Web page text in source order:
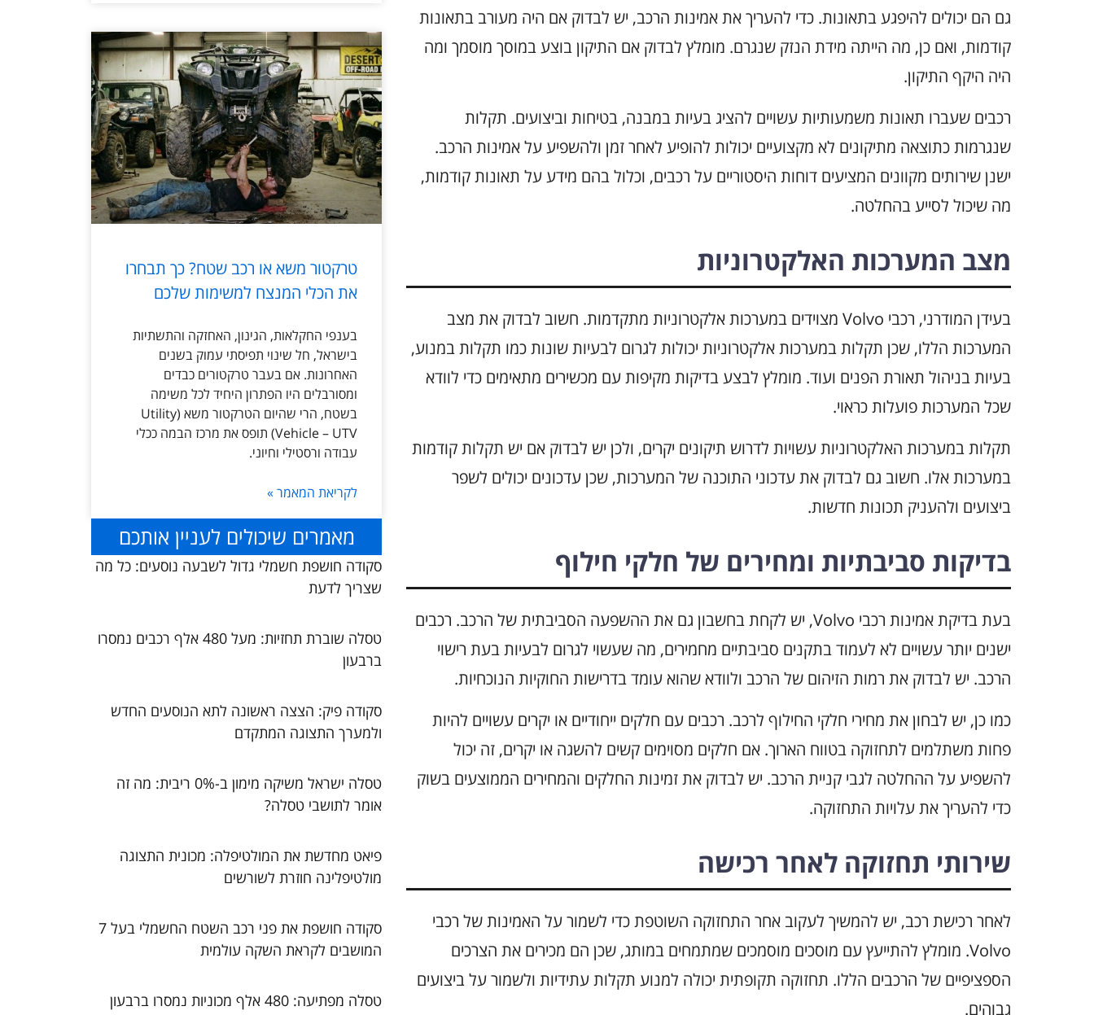
גם הם יכולים להיפגע בתאונות. כדי להעריך את אמינות הרכב, יש לבדוק אם היה מעורב בתאונות
קודמות, ואם כן, מה הייתה מידת הנזק שנגרם. מומלץ לבדוק אם התיקון בוצע במוסך מוסמך ומה
היה היקף התיקון.
רכבים שעברו תאונות משמעותיות עשויים להציג בעיות במבנה, בטיחות וביצועים. תקלות
שנגרמות כתוצאה מתיקונים לא מקצועיים יכולות להופיע לאחר זמן ולהשפיע על אמינות הרכב.
ישנן שירותים מקוונים המציעים דוחות היסטוריים על רכבים, וכלול בהם מידע על תאונות קודמות,
מה שיכול לסייע בהחלטה.
מצב המערכות האלקטרוניות
בעידן המודרני, רכבי Volvo מצוידים במערכות אלקטרוניות מתקדמות. חשוב לבדוק את מצב
המערכות הללו, שכן תקלות במערכות אלקטרוניות יכולות לגרום לבעיות שונות כמו תקלות במנוע,
בעיות בניהול תאורת הפנים ועוד. מומלץ לבצע בדיקות מקיפות עם מכשירים מתאימים כדי לוודא
שכל המערכות פועלות כראוי.
תקלות במערכות האלקטרוניות עשויות לדרוש תיקונים יקרים, ולכן יש לבדוק אם יש תקלות קודמות
במערכות אלו. חשוב גם לבדוק את עדכוני התוכנה של המערכות, שכן עדכונים יכולים לשפר
ביצועים ולהעניק תכונות חדשות.
בדיקות סביבתיות ומחירים של חלקי חילוף
בעת בדיקת אמינות רכבי Volvo, יש לקחת בחשבון גם את ההשפעה הסביבתית של הרכב. רכבים
ישנים יותר עשויים לא לעמוד בתקנים סביבתיים מחמירים, מה שעשוי לגרום לבעיות בעת רישוי
הרכב. יש לבדוק את רמות הזיהום של הרכב ולוודא שהוא עומד בדרישות החוקיות הנוכחיות.
כמו כן, יש לבחון את מחירי חלקי החילוף לרכב. רכבים עם חלקים ייחודיים או יקרים עשויים להיות
פחות משתלמים לתחזוקה בטווח הארוך. אם חלקים מסוימים קשים להשגה או יקרים, זה יכול
להשפיע על ההחלטה לגבי קניית הרכב. יש לבדוק את זמינות החלקים והמחירים הממוצעים בשוק
כדי להעריך את עלויות התחזוקה.
שירותי תחזוקה לאחר רכישה
לאחר רכישת רכב, יש להמשיך לעקוב אחר התחזוקה השוטפת כדי לשמור על האמינות של רכבי
Volvo. מומלץ להתייעץ עם מוסכים מוסמכים שמתמחים במותג, שכן הם מכירים את הצרכים
הספציפיים של הרכבים הללו. תחזוקה תקופתית יכולה למנוע תקלות עתידיות ולשמור על ביצועים
גבוהים.
טרקטור משא או רכב שטח? כך תבחרו
את הכלי המנצח למשימות שלכם
בענפי החקלאות, הגינון, האחזקה והתשתיות
בישראל, חל שינוי תפיסתי עמוק בשנים
האחרונות. אם בעבר טרקטורים כבדים
ומסורבלים היו הפתרון היחיד לכל משימה
בשטח, הרי שהיום הטרקטור משא (Utility
Vehicle – UTV) תופס את מרכז הבמה ככלי
עבודה ורסטילי וחיוני.
לקריאת המאמר »
מאמרים שיכולים לעניין אותכם
סקודה חושפת חשמלי גדול לשבעה נוסעים: כל מה
שצריך לדעת
טסלה שוברת תחזיות: מעל 480 אלף רכבים נמסרו
ברבעון
סקודה פיק: הצצה ראשונה לתא הנוסעים החדש
ולמערך התצוגה המתקדם
טסלה ישראל משיקה מימון ב-0% ריבית: מה זה
אומר לתושבי טסלה?
פיאט מחדשת את המולטיפלה: מכונית התצוגה
מולטיפלינה חוזרת לשורשים
סקודה חושפת את פני רכב השטח החשמלי בעל 7
המושבים לקראת השקה עולמית
טסלה מפתיעה: 480 אלף מכוניות נמסרו ברבעון